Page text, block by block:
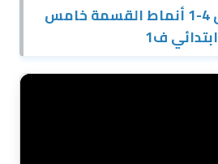
شرح الدرس الاول 4-1 أنماط القسمة خامس
ابتدائي ف1